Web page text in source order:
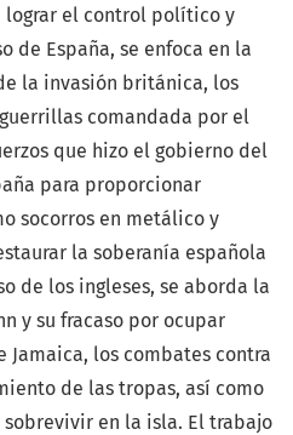
lograr el control político y
de España, se enfoca en la
la invasión británica, los
comandada por el
que hizo el gobierno del
para proporcionar
socorros en metálico y
la soberanía española
de los ingleses, se aborda la
y su fracaso por ocupar
Jamaica, los combates contra
de las tropas, así como
en la isla. El trabajo